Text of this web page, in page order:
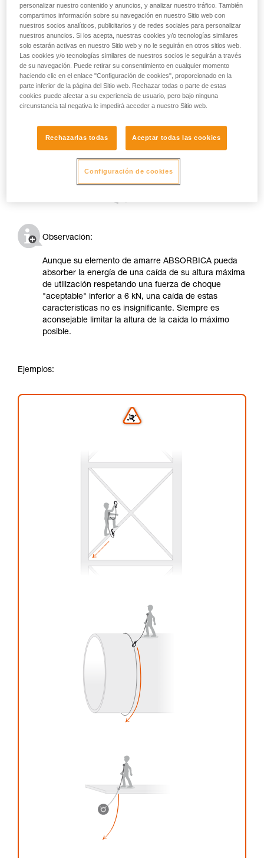
Observación:
Aunque su elemento de amarre ABSORBICA pueda
absorber la energía de una caída de su altura máxima
de utilización respetando una fuerza de choque
"aceptable" inferior a 6 kN, una caída de estas
características no es insignificante. Siempre es
aconsejable limitar la altura de la caída lo máximo
posible.
Ejemplos:
personalizar nuestro contenido y anuncios, y analizar nuestro tráfico. También
compartimos información sobre su navegación en nuestro Sitio web con
nuestros socios analíticos, publicitarios y de redes sociales para personalizar
nuestros anuncios. Si los acepta, nuestras cookies y/o tecnologías similares
solo estarán activas en nuestro Sitio web y no le seguirán en otros sitios web.
Las cookies y/o tecnologías similares de nuestros socios le seguirán a través
de su navegación. Puede retirar su consentimiento en cualquier momento
haciendo clic en el enlace "Configuración de cookies", proporcionado en la
parte inferior de la página del Sitio web. Rechazar todas o parte de estas
cookies puede afectar a su experiencia de usuario, pero bajo ninguna
circunstancia tal negativa le impedirá acceder a nuestro Sitio web.
Rechazarlas todas Aceptar todas las cookies
Configuración de cookies